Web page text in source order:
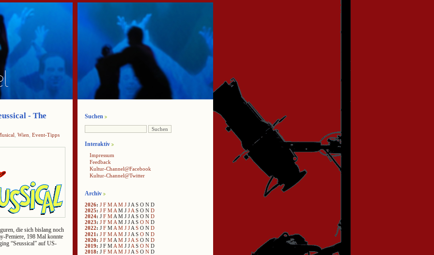
- The
Wien Event-Tipps
die sich bislang noch
Pemiere, 198 Mal konnte
“Seussical” auf US-
Suchen
Interaktiv
Impressum
Feedback
Kultur-Channel@Facebook
Kultur-Channel@Twitter
Archiv
2026: J F M A M J J A S O N D
2025: J F M A M J J A S O N D
2024: J F M A M J J A S O N D
2023: J F M A M J J A S O N D
2022: J F MA M J JA S O N D
2021 : J F M A M J J A S O N D
2020: J F M A M J J A S O N D
2019: J F M A M J J A S O N D
2018: J F M A M J J A S O N D